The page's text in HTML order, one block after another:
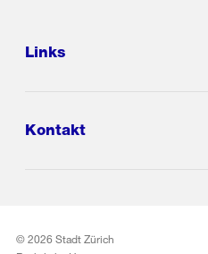
Links
Kontakt
© 2026 Stadt Zürich